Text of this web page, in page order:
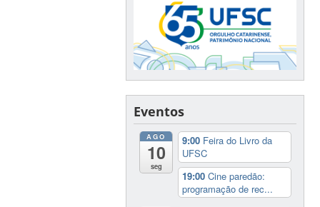
Eventos
AGO
10
seg
9:00 Feira do Livro da
UFSC
19:00Cine paredão:
programação de rec...